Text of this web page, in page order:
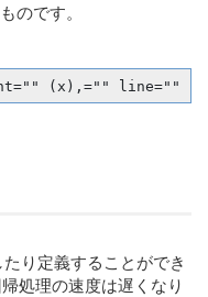
のです。
(x),="" line=""
り定義することができ
処理の速度は遅くなり